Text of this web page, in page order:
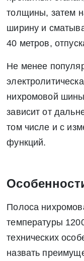
толщины, затем
ширину и
40 метров,
Не менее
нихромовой
зависит от
том числе и с
функций.
Полоса
температуры
технических
назвать
* - обязательные
Нажимая на кнопку
на обработку своих
информационную